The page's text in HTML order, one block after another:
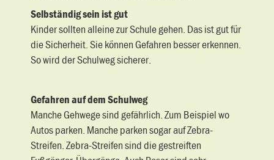
Selbständig sein ist gut
Kinder sollten alleine zur Schule gehen. Das ist gut für
die Sicherheit. Sie können Gefahren besser erkennen.
So wird der Schulweg sicherer.
Gefahren auf dem Schulweg
Manche Gehwege sind gefährlich. Zum Beispiel wo
Autos parken. Manche parken sogar auf Zebra-
Streifen. Zebra-Streifen sind die gestreiften